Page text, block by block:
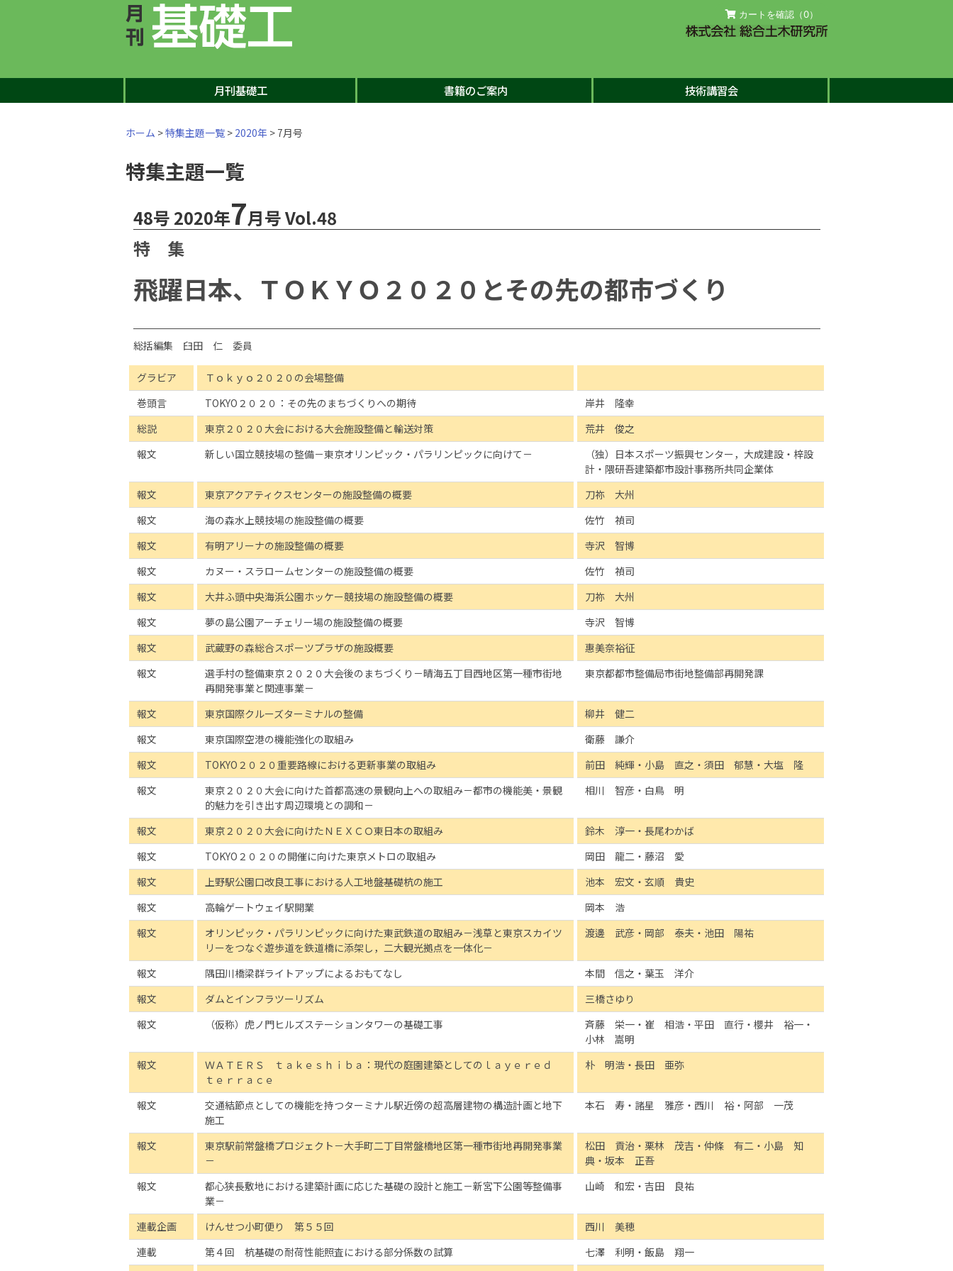
カートを確認（0）
月刊基礎工 書籍のご案内 技術講習会
ホーム >特集主題一覧 > 2020年 > 7月号
特集主題一覧
48号 2020年7月号 Vol.48
特 集
飛躍日本、ＴＯＫＹＯ２０２０とその先の都市づくり
総括編集 臼田 仁 委員
グラビア
Ｔｏｋｙｏ２０２０の会場整備
巻頭言
TOKYO２０２０：その先のまちづくりへの期待
岸井 隆幸
総説
東京２０２０大会における大会施設整備と輸送対策
荒井 俊之
報文
新しい国立競技場の整備－東京オリンピック・パラリンピックに向けて－
（独）日本スポーツ振興センター，大成建設・梓設
計・隈研吾建築都市設計事務所共同企業体
報文
東京アクアティクスセンターの施設整備の概要
刀祢 大州
報文
海の森水上競技場の施設整備の概要
佐竹 禎司
報文
有明アリーナの施設整備の概要
寺沢 智博
報文
カヌー・スラロームセンターの施設整備の概要
佐竹 禎司
報文
大井ふ頭中央海浜公園ホッケー競技場の施設整備の概要
刀祢 大州
報文
夢の島公園アーチェリー場の施設整備の概要
寺沢 智博
報文
武蔵野の森総合スポーツプラザの施設概要
惠美奈裕征
報文
選手村の整備東京２０２０大会後のまちづくり－晴海五丁目西地区第一種市街地
再開発事業と関連事業－
東京都都市整備局市街地整備部再開発課
報文 東京国際クルーズターミナルの整備
柳井 健二
報文
東京国際空港の機能強化の取組み
衛藤 謙介
報文
TOKYO２０２０重要路線における更新事業の取組み
前田 純輝・小島 直之・須田 郁慧・大塩 隆
報文
東京２０２０大会に向けた首都高速の景観向上への取組み－都市の機能美・景観
的魅力を引き出す周辺環境との調和－
相川 智彦・白鳥 明
報文 東京２０２０大会に向けたＮＥＸＣＯ東日本の取組み
鈴木 淳一・長尾わかば
報文
TOKYO２０２０の開催に向けた東京メトロの取組み
岡田 龍二・藤沼 愛
報文
上野駅公園口改良工事における人工地盤基礎杭の施工
池本 宏文・玄順 貴史
報文
高輪ゲートウェイ駅開業
岡本 浩
報文
オリンピック・パラリンピックに向けた東武鉄道の取組み－浅草と東京スカイツ
リーをつなぐ遊歩道を鉄道橋に添架し，二大観光拠点を一体化－
渡邊 武彦・岡部 泰夫・池田 陽祐
報文 隅田川橋梁群ライトアップによるおもてなし
本間 信之・葉玉 洋介
報文
ダムとインフラツーリズム
三橋さゆり
報文
（仮称）虎ノ門ヒルズステーションタワーの基礎工事
斉藤 栄一・崔 相浩・平田 直行・櫻井 裕一・
小林 嵩明
報文
ＷＡＴＥＲＳ ｔａｋｅｓｈｉｂａ：現代の庭園建築としてのｌａｙｅｒｅｄ
ｔｅｒｒａｃｅ
朴 明浩・長田 亜弥
報文
交通結節点としての機能を持つターミナル駅近傍の超高層建物の構造計画と地下
施工
本石 寿・諸星 雅彦・西川 裕・阿部 一茂
報文
東京駅前常盤橋プロジェクト－大手町二丁目常盤橋地区第一種市街地再開発事業
－
松田 貢治・栗林 茂吉・仲條 有二・小島 知
典・坂本 正吾
報文
都心狭長敷地における建築計画に応じた基礎の設計と施工－新宮下公園等整備事
業－
山崎 和宏・吉田 良祐
連載企画 けんせつ小町便り 第５５回
西川 美穂
連載
第４回 杭基礎の耐荷性能照査における部分係数の試算
七澤 利明・飯島 翔一